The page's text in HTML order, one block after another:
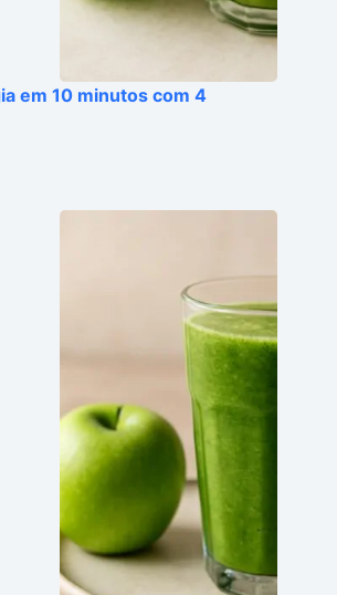
em 10 minutos com 4